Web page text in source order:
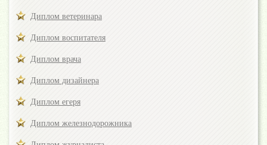
Диплом ветеринара
Диплом воспитателя
Диплом врача
Диплом дизайнера
Диплом егеря
Диплом железнодорожника